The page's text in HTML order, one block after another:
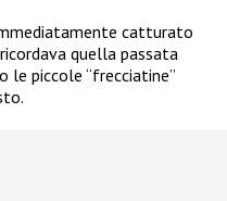
catturato
quella passata
le piccole “frecciatine”